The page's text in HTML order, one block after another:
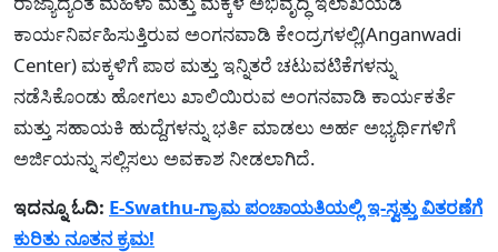
ಕಾರ್ಯನಿರ್ವಹಿಸುತ್ತಿರುವ ಅಂಗನವಾಡಿ ಕೇಂದ್ರಗಳಲ್ಲಿ(Anganwadi
Center) ಮಕ್ಕಳಿಗೆ ಪಾಠ ಮತ್ತು ಇನ್ನಿತರೆ ಚಟುವಟಿಕೆಗಳನ್ನು
ನಡೆಸಿಕೊಂಡು ಹೋಗಲು ಖಾಲಿಯಿರುವ ಅಂಗನವಾಡಿ ಕಾರ್ಯಕರ್ತೆ
ಮತ್ತು ಸಹಾಯಕಿ ಹುದ್ದೆಗಳನ್ನು ಭರ್ತಿ ಮಾಡಲು ಅರ್ಹ ಅಭ್ಯರ್ಥಿಗಳಿಗೆ
ಅರ್ಜಿಯನ್ನು ಸಲ್ಲಿಸಲು ಅವಕಾಶ ನೀಡಲಾಗಿದೆ.
ಇದನ್ನೂ ಓದಿ: E-Swathu-ಗ್ರಾಮ ಪಂಚಾಯತಿಯಲ್ಲಿ ಇ-ಸ್ವತ್ತು ವಿತರಣೆಗೆ
ಕುರಿತು ನೂತನ ಕ್ರಮ!